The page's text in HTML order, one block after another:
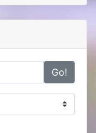
Go!